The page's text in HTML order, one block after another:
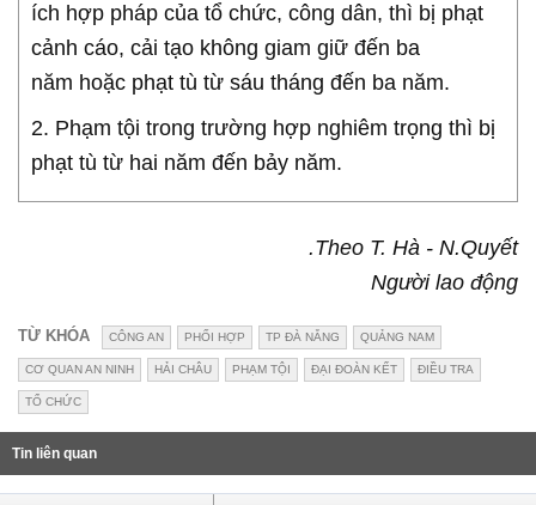
ích hợp pháp của tổ chức, công dân, thì bị phạt
cảnh cáo, cải tạo không giam giữ đến ba
năm hoặc phạt tù từ sáu tháng đến ba năm.
2. Phạm tội trong trường hợp nghiêm trọng thì bị
phạt tù từ hai năm đến bảy năm.
.Theo T. Hà - N.Quyết
Người lao động
TỪ KHÓA CÔNG AN PHỐI HỢP TP ĐÀ NẴNG QUẢNG NAM
CƠ QUAN AN NINH HẢI CHÂU PHẠM TỘI ĐẠI ĐOÀN KẾT ĐIỀU TRA
TỔ CHỨC
Tin liên quan